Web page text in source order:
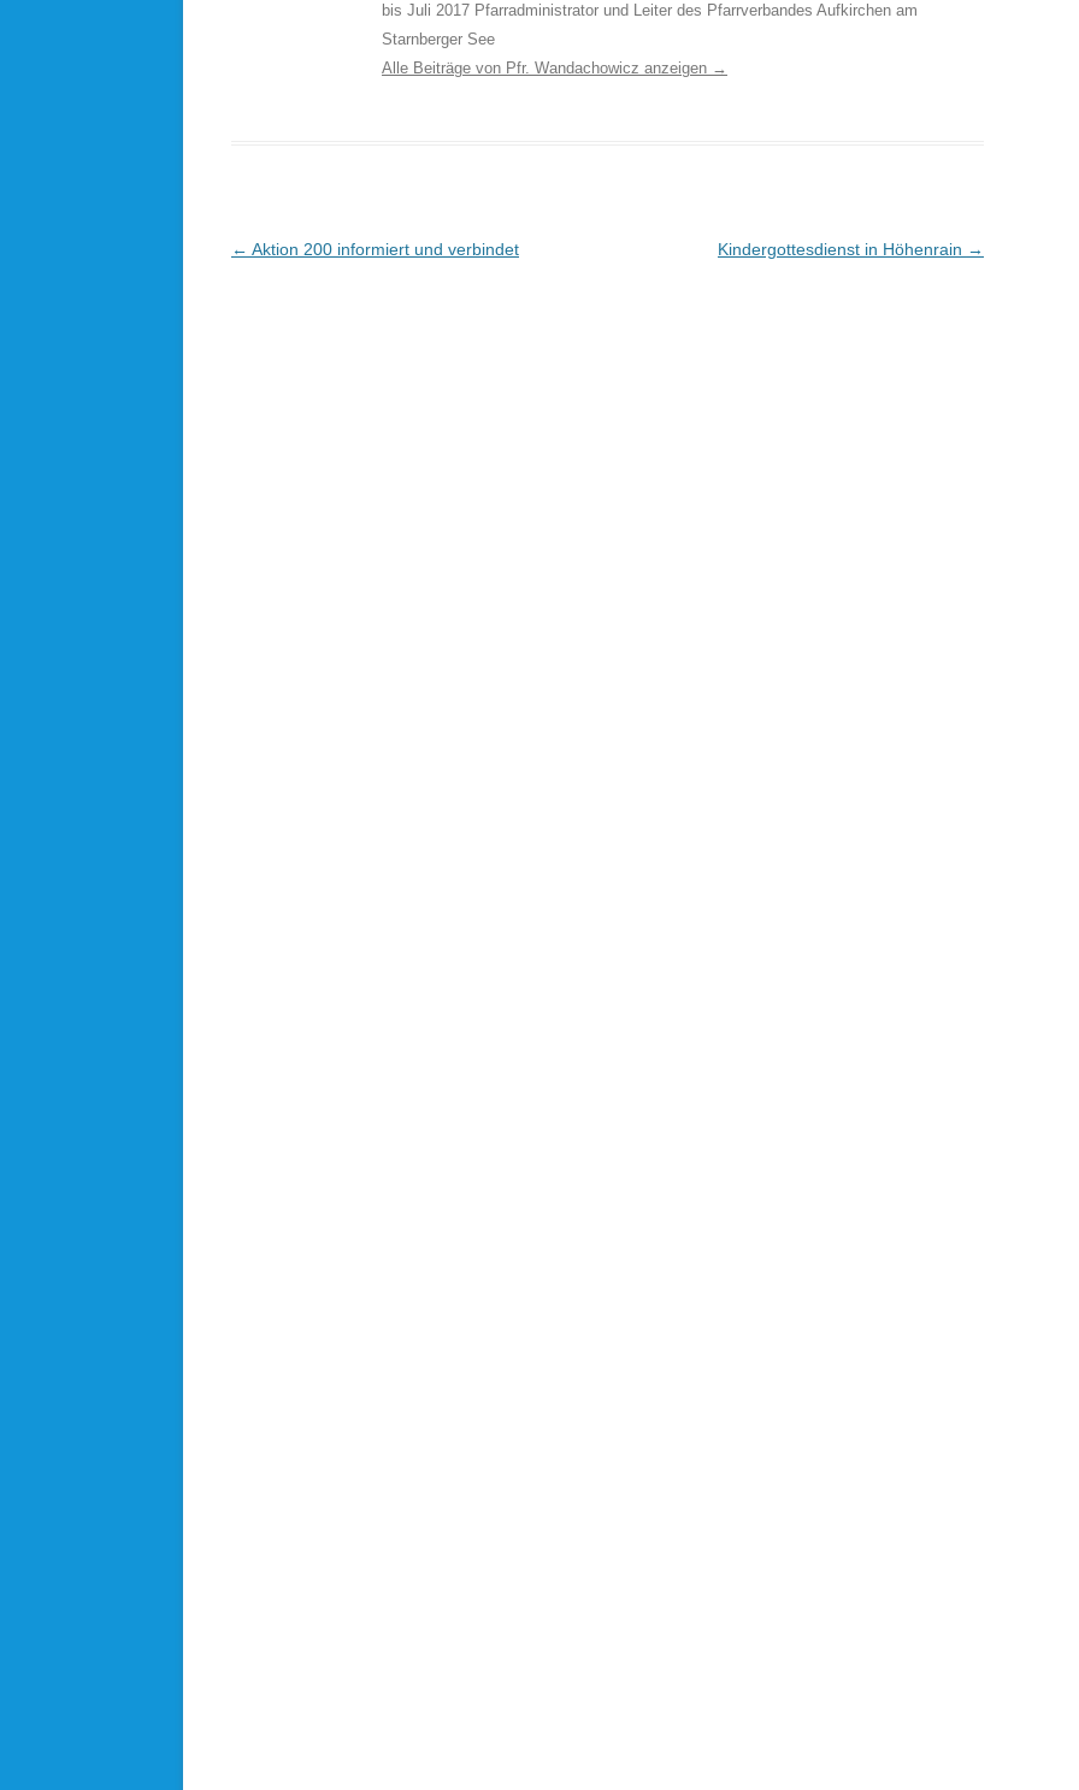
bis Juli 2017 Pfarradministrator und Leiter des Pfarrverbandes Aufkirchen am
Starnberger See
Alle Beiträge von Pfr. Wandachowicz anzeigen →
Beitragsnavigation
← Aktion 200 informiert und verbindet Kindergottesdienst in Höhenrain →